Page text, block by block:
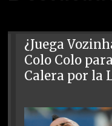
¿Juega
Colo Colo
Calera por la